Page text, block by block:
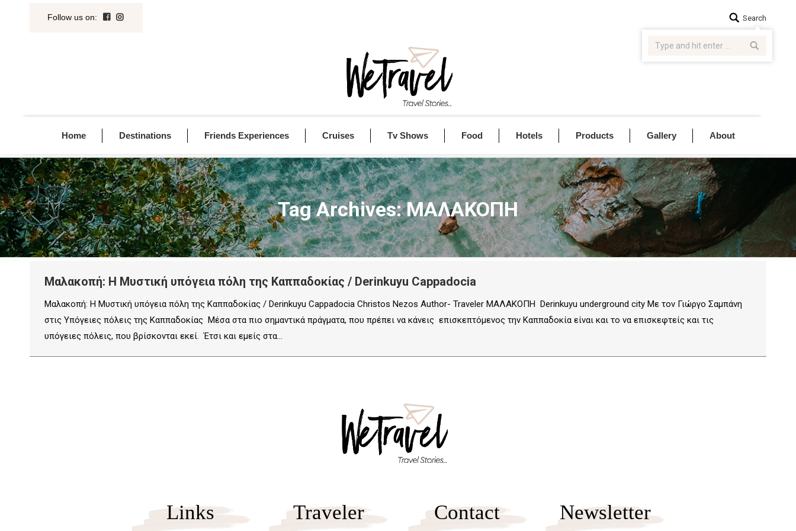
Follow us on: Search:Search
Home Destinations Friends Experiences Cruises Tv Shows Food Hotels Products Gallery About
Tag Archives:ΜΑΛΑΚΟΠΗ
Μαλακοπή: Η Μυστική υπόγεια πόλη της Καππαδοκίας / Derinkuyu Cappadocia
Μαλακοπή: Η Μυστική υπόγεια πόλη της Καππαδοκίας / Derinkuyu Cappadocia Christos Nezos Author- Traveler ΜΑΛΑΚΟΠΗ Derinkuyu underground city Με τον Γιώργο Σαμπάνη
στις Υπόγειες πόλεις της Καππαδοκίας Μέσα στα πιο σημαντικά πράγματα, που πρέπει να κάνεις επισκεπτόμενος την Καππαδοκία είναι και το να επισκεφτείς και τις
υπόγειες πόλεις, που βρίσκονται εκεί. Έτσι και εμείς στα…
Links Traveler Contact Newsletter